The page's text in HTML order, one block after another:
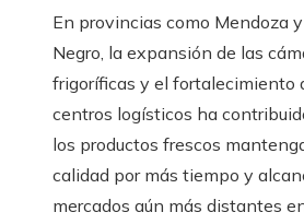
En provincias como Mendoza
Negro, la expansión de las
frigoríficas y el fortalecimiento
centros logísticos ha
los productos frescos
calidad por más tiempo y
mercados aún más distantes